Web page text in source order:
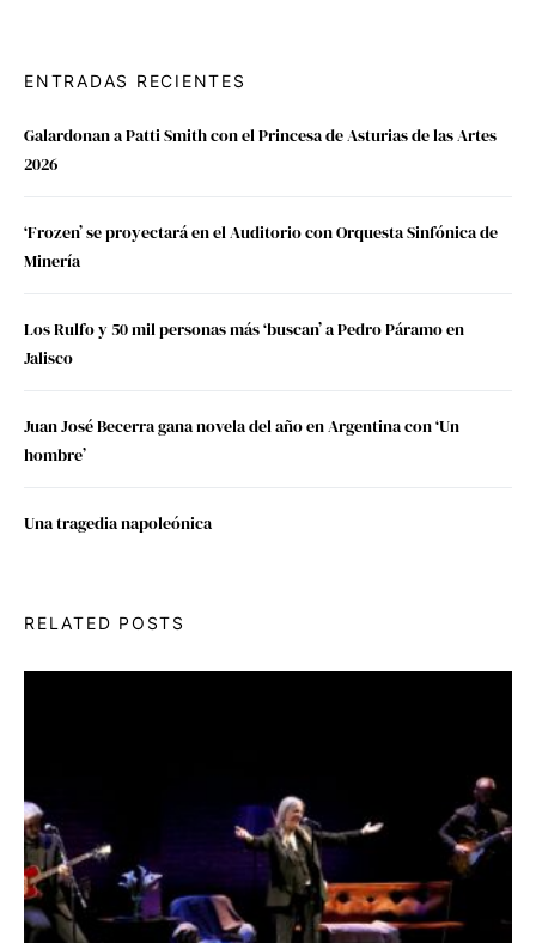
ENTRADAS RECIENTES
Galardonan a Patti Smith con el Princesa de Asturias de las Artes
2026
‘Frozen’ se proyectará en el Auditorio con Orquesta Sinfónica de
Minería
Los Rulfo y 50 mil personas más ‘buscan’ a Pedro Páramo en
Jalisco
Juan José Becerra gana novela del año en Argentina con ‘Un
hombre’
Una tragedia napoleónica
RELATED POSTS